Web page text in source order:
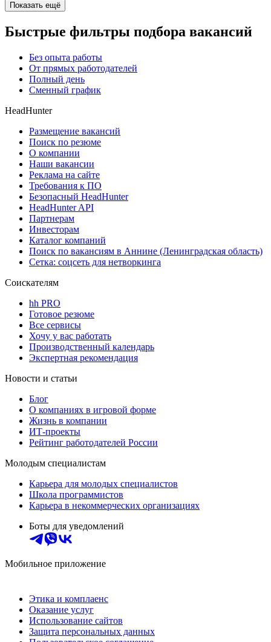
Показать ещё
Быстрые фильтры подбора вакансий
Без опыта работы
От прямых работодателей
Полный день
Сменный график
HeadHunter
Размещение вакансий
Поиск по резюме
О компании
Наши вакансии
Реклама на сайте
Требования к ПО
Безопасный HeadHunter
HeadHunter API
Партнерам
Инвесторам
Каталог компаний
Поиск по вакансиям в Аннине (Ленинградская область)
Сетка: соцсеть для нетворкинга
Соискателям
hh PRO
Готовое резюме
Все сервисы
Хочу у вас работать
Производственный календарь
Экспертная рекомендация
Новости и статьи
Блог
О компаниях в игровой форме
Жизнь в компании
ИТ-проекты
Рейтинг работодателей России
Молодым специалистам
Карьера для молодых специалистов
Школа программистов
Карьера в некоммерческих организациях
Боты для уведомлений
Мобильное приложение
Этика и комплаенс
Оказание услуг
Использование сайтов
Защита персональных данных